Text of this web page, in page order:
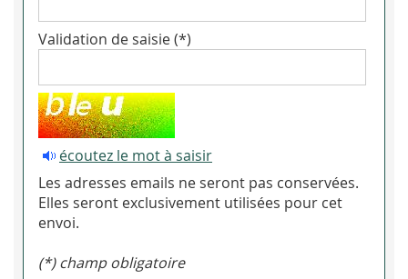
Validation de saisie (*)
écoutez le mot à saisir
Les adresses emails ne seront pas conservées.
Elles seront exclusivement utilisées pour cet
envoi.
(*) champ obligatoire